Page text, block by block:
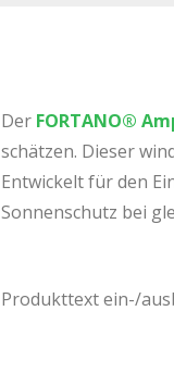
Der FORTANO®
schätzen. Dieser
Entwickelt für den
Sonnenschutz bei
Produkttext ein-/
Nutzung der